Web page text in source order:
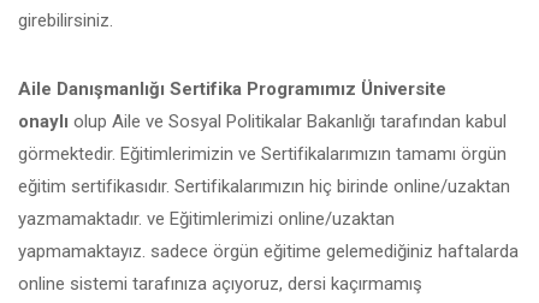
girebilirsiniz.
Aile Danışmanlığı Sertifika Programımız Üniversite
onaylı olup Aile ve Sosyal Politikalar Bakanlığı tarafından kabul
görmektedir. Eğitimlerimizin ve Sertifikalarımızın tamamı örgün
eğitim sertifikasıdır. Sertifikalarımızın hiç birinde online/uzaktan
yazmamaktadır. ve Eğitimlerimizi online/uzaktan
yapmamaktayız. sadece örgün eğitime gelemediğiniz haftalarda
online sistemi tarafınıza açıyoruz, dersi kaçırmamış